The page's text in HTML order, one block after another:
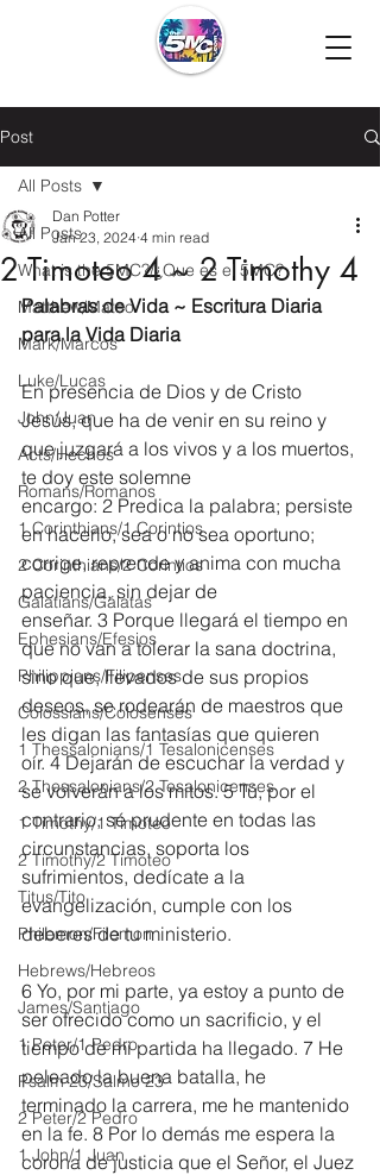
Post
All Posts
What is the 5MC?/¿Que es el 5MC?
Matthew/Mateo
Mark/Marcos
Luke/Lucas
John/Juan
Acts/Hechos
Romans/Romanos
1 Corinthians/1 Corintios
2 Corinthians/2 Corintios
Galatians/Gálatas
Ephesians/Efesios
Philippians/Filipenses
Colossians/Colosenses
1 Thessalonians/1 Tesalonicenses
2 Thessalonians/2 Tesalonicenses
1 Timothy/1 Timoteo
2 Timothy/2 Timoteo
Titus/Tito
Philemon/Filemon
Hebrews/Hebreos
James/Santiago
1 Peter/1 Pedro
Psalm 23/Salmo 23
2 Peter/2 Pedro
1 John/1 Juan
All Posts
2 Timoteo 4 ~ 2 Timothy 4
Dan Potter
Jan 23, 2024 4 min read
Palabras de Vida ~ Escritura Diaria
para la Vida Diaria
En presencia de Dios y de Cristo
Jesús, que ha de venir en su reino y
que juzgará a los vivos y a los muertos,
te doy este solemne
encargo: 2 Predica la palabra; persiste
en hacerlo, sea o no sea oportuno;
corrige, reprende y anima con mucha
paciencia, sin dejar de
enseñar. 3 Porque llegará el tiempo en
que no van a tolerar la sana doctrina,
sino que, llevados de sus propios
deseos, se rodearán de maestros que
les digan las fantasías que quieren
oír. 4 Dejarán de escuchar la verdad y
se volverán a los mitos. 5 Tú, por el
contrario, sé prudente en todas las
circunstancias, soporta los
sufrimientos, dedícate a la
evangelización, cumple con los
deberes de tu ministerio.
6 Yo, por mi parte, ya estoy a punto de
ser ofrecido como un sacrificio, y el
tiempo de mi partida ha llegado. 7 He
peleado la buena batalla, he
terminado la carrera, me he mantenido
en la fe. 8 Por lo demás me espera la
corona de justicia que el Señor, el Juez